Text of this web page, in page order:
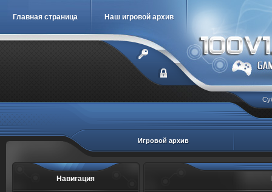
Главная страница Наш игровой архив
Игровой архив
Навигация